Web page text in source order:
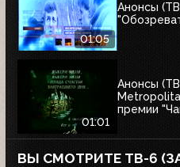
01:05
Анонсы
01:01
Анонсы
премии
ВЫ СМОТРИТЕ ТВ-6